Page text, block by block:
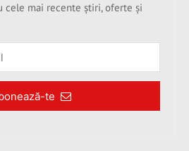
cele mai recente știri, oferte și
te